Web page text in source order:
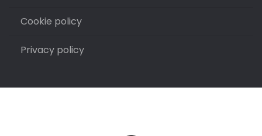
Cookie policy
Privacy policy